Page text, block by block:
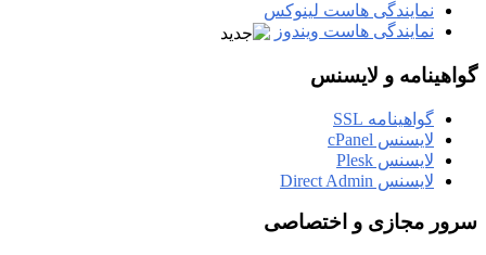
نمایندگی هاست لینوکس
نمایندگی هاست ویندوز
گواهینامه و لایسنس
گواهینامه SSL
لایسنس cPanel
لایسنس Plesk
لایسنس Direct Admin
سرور مجازی و اختصاصی